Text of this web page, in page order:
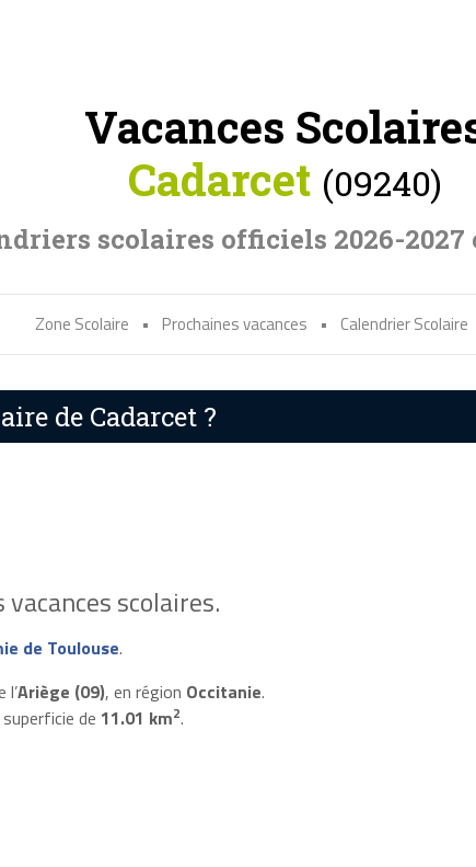
Vacances
Cadarcet (09240)
scolaires officiels 2026-2027
Zone Scolaire • Prochaines vacances • Calendrier Scolaire
de Cadarcet ?
vacances scolaires.
de Toulouse.
Ariège (09), en région Occitanie.
de 11.01 km2.